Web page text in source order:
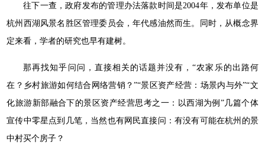
往下一查，政府发布的管理办法落款时间是2004年，发布单位是
杭州西湖风景名胜区管理委员会，年代感油然而生。同时，从概念界
定来看，学者的研究也早有建树。
那再找知乎问问，直接相关的话题并没有，“农家乐的出路何
在？乡村旅游如何结合网络营销？”“景区资产经营：场景内与外”“文
化旅游新部融合下的景区资产经营思考之一：以西湖为例”几篇个体
宣传中零星点到几笔，当然也有网民直接问：有没有可能在杭州的景
中村买个房子？